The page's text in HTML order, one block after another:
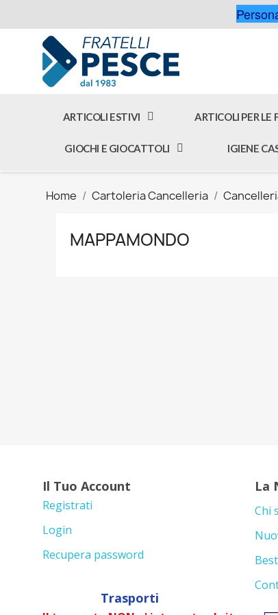
ARTICOLI ESTIVI ARTICOLI PER LE
GIOCHI E GIOCATTOLI IGIENE
Home Cartoleria Cancelleria
MAPPAMONDO
Il Tuo Account
Registrati
Login
Recupera password
Trasporti
La
Chi